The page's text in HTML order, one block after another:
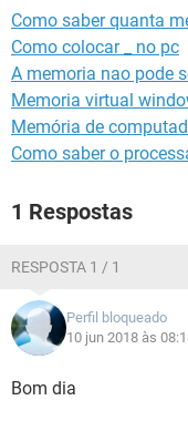
Como saber quanta
Como colocar _ no pc
A memoria nao pode
Memoria virtual
Memória de
Como saber o
1 Respostas
RESPOSTA 1 / 1
Perfil bloqueado
10 jun 2018 às
Bom dia